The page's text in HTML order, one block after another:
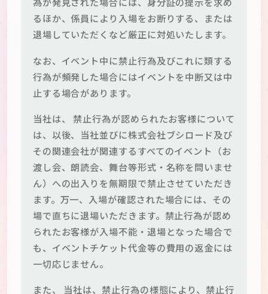
るほか、係員により入場をお断りする、または
退場していただくなど厳正に対処いたします。
なお、イベント中に禁止行為及びこれに類する
行為が頻発した場合にはイベントを中断又は中
止する場合があります。
当社は、 禁止行為が認められたお客様について
は、以後、当社並びに株式会社ブシロード及び
その関連会社が関連するすべてのイベント（お
渡し会、朗読会、舞台等形式・名称を問いませ
ん）への出入りを無期限で禁止させていただき
ます。万一、入場が確認された場合には、その
場で直ちに退場いただきます。禁止行為が認め
られたお客様が入場不能・退場となった場合で
も、イベントチケット代金等の費用の返金には
一切応じません。
また、 当社は、禁止行為の様態により、禁止行